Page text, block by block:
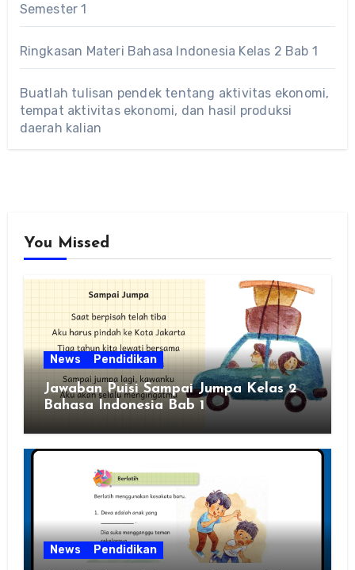
Semester 1
Ringkasan Materi Bahasa Indonesia Kelas 2 Bab 1
Buatlah tulisan pendek tentang aktivitas ekonomi,
tempat aktivitas ekonomi, dan hasil produksi
daerah kalian
You Missed
News Pendidikan
Jawaban Puisi Sampai Jumpa Kelas 2
Bahasa Indonesia Bab 1
News Pendidikan